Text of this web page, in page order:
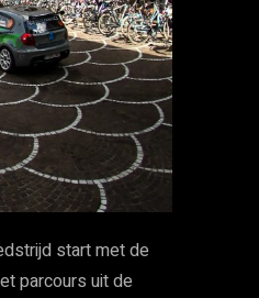
start met de
parcours uit de